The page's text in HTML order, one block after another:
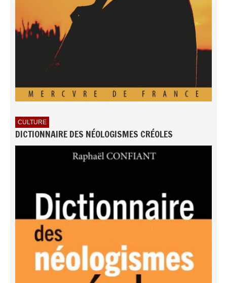
CULTURE
DICTIONNAIRE DES NÉOLOGISMES CRÉOLES